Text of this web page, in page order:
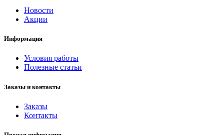
Новости
Акции
Информация
Условия работы
Полезные статьи
Заказы и контакты
Заказы
Контакты